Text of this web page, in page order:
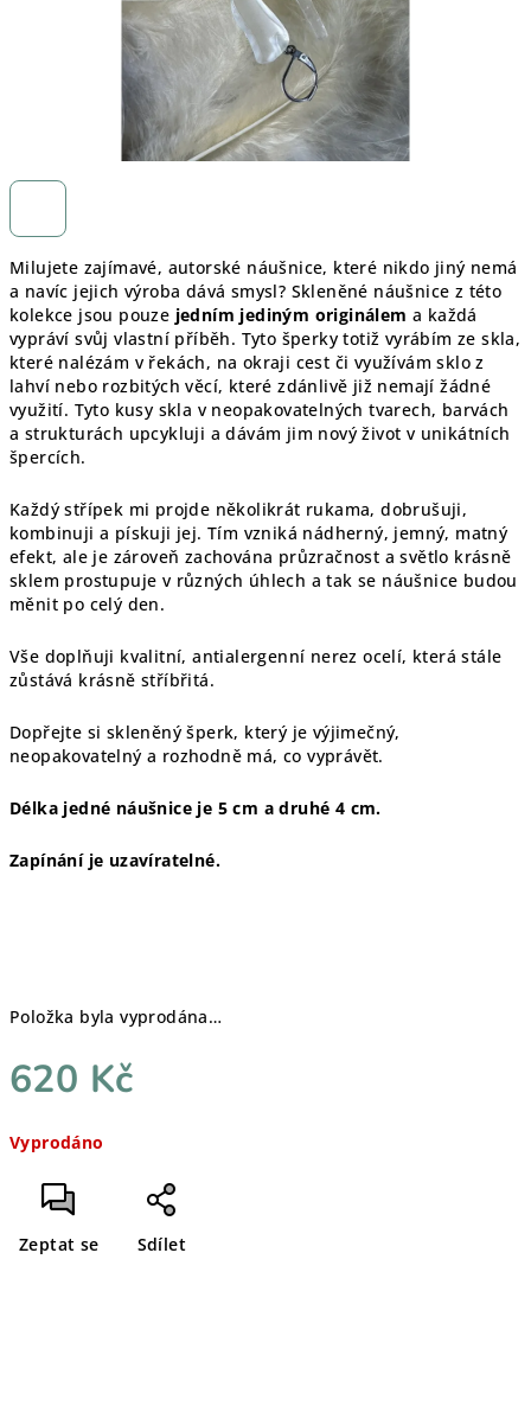
Milujete zajímavé, autorské náušnice, které nikdo jiný nemá
a navíc jejich výroba dává smysl? Skleněné náušnice z této
kolekce jsou pouze jedním jediným originálem a každá
vypráví svůj vlastní příběh. Tyto šperky totiž vyrábím ze skla,
které nalézám v řekách, na okraji cest či využívám sklo z
lahví nebo rozbitých věcí, které zdánlivě již nemají žádné
využití. Tyto kusy skla v neopakovatelných tvarech, barvách
a strukturách upcykluji a dávám jim nový život v unikátních
špercích.
Každý střípek mi projde několikrát rukama, dobrušuji,
kombinuji a pískuji jej. Tím vzniká nádherný, jemný, matný
efekt, ale je zároveň zachována průzračnost a světlo krásně
sklem prostupuje v různých úhlech a tak se náušnice budou
měnit po celý den.
Vše doplňuji kvalitní, antialergenní nerez ocelí, která stále
zůstává krásně stříbřitá.
Dopřejte si skleněný šperk, který je výjimečný,
neopakovatelný a rozhodně má, co vyprávět.
Délka jedné náušnice je 5 cm a druhé 4 cm.
Zapínání je uzavíratelné.
Položka byla vyprodána…
620 Kč
cena:
Vyprodáno
Zeptat se Sdílet